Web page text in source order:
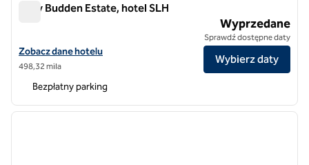
Mary Budden Estate, hotel SLH
Zobacz szczegóły hotelu Mary Budden Estate, SLH Hotel
Zobacz dane hotelu
498,32 mila
Wyprzedane
Sprawdź dostępne daty
Wybierz daty
Bezpłatny parking
1 z 6